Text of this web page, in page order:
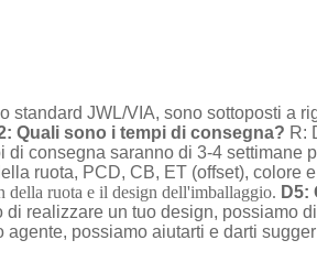
standard JWL/VIA, sono sottoposti a
Quali sono i tempi di consegna? R:
di consegna saranno di 3-4 settimane
ruota, PCD, CB, ET (offset), colore
ruota e il design dell'imballaggio. D5:
realizzare un tuo design, possiamo
possiamo aiutarti e darti